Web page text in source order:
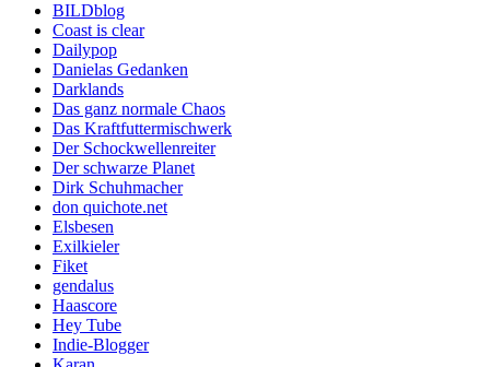
BILDblog
Coast is clear
Dailypop
Danielas Gedanken
Darklands
Das ganz normale Chaos
Das Kraftfuttermischwerk
Der Schockwellenreiter
Der schwarze Planet
Dirk Schuhmacher
don quichote.net
Elsbesen
Exilkieler
Fiket
gendalus
Haascore
Hey Tube
Indie-Blogger